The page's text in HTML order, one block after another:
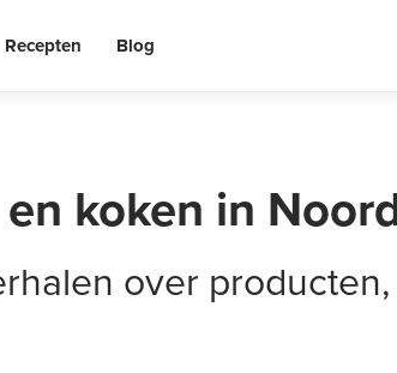
Recepten Blog
koken in
over